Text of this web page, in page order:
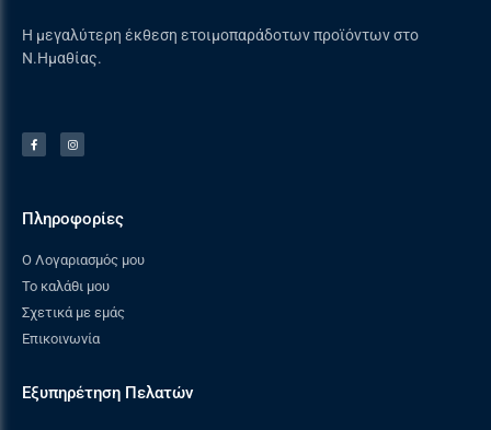
Η μεγαλύτερη έκθεση ετοιμοπαράδοτων προϊόντων στο
Ν.Ημαθίας.
Πληροφορίες
Ο Λογαριασμός μου
Το καλάθι μου
Σχετικά με εμάς
Επικοινωνία
Εξυπηρέτηση Πελατών